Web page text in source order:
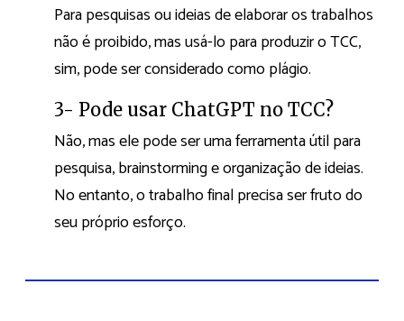
Para pesquisas ou ideias de elaborar os trabalhos
não é proibido, mas usá-lo para produzir o TCC,
sim, pode ser considerado como plágio.
3- Pode usar ChatGPT no TCC?
Não, mas ele pode ser uma ferramenta útil para
pesquisa, brainstorming e organização de ideias.
No entanto, o trabalho final precisa ser fruto do
seu próprio esforço.